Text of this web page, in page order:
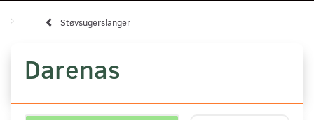
Støvsugerslanger
Darenas